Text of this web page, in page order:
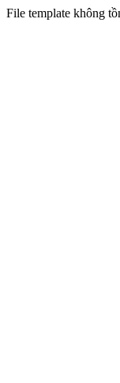
File template không